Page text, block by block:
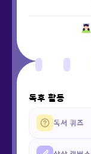
독후 활동
독서 퀴즈